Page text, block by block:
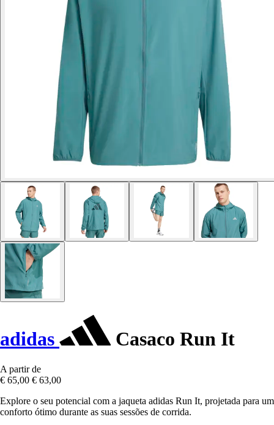
adidas Casaco Run It
A partir de
€ 65,00 € 63,00
Explore o seu potencial com a jaqueta adidas Run It, projetada para um
conforto ótimo durante as suas sessões de corrida.